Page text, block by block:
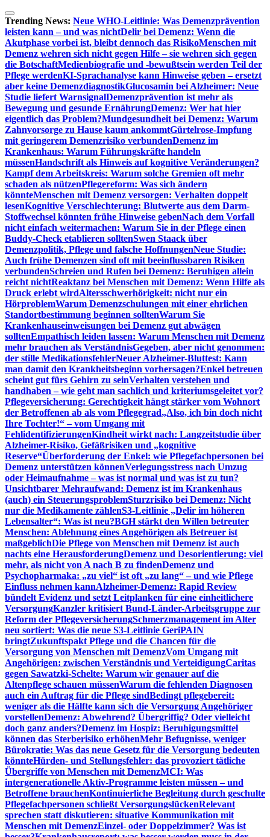
Zum
Inhalt
springen
Trending News: Neue WHO-Leitlinie: Was Demenzprävention
leisten kann – und was nichtDelir bei Demenz: Wenn die
Akutphase vorbei ist, bleibt dennoch das RisikoMenschen mit
Demenz wehren sich nicht gegen Hilfe – sie wehren sich gegen
die BotschaftMedienbiografie und -bewußtsein werden Teil der
Pflege werdenKI-Sprachanalyse kann Hinweise geben – ersetzt
aber keine DemenzdiagnostikGlucosamin bei Alzheimer: Neue
Studie liefert WarnsignalDemenzprävention ist mehr als
Bewegung und gesunde ErnährungDemenz: Wer hat hier
eigentlich das Problem?Mundgesundheit bei Demenz: Warum
Zahnvorsorge zu Hause kaum ankommtGürtelrose-Impfung
mit geringerem Demenzrisiko verbundenDemenz im
Krankenhaus: Warum Führungskräfte handeln
müssenHandschrift als Hinweis auf kognitive Veränderungen?
Kampf dem Arbeitskreis: Warum solche Gremien oft mehr
schaden als nützenPflegereform: Was sich ändern
könnteMenschen mit Demenz versorgen: Verhalten doppelt
lesenKognitive Verschlechterung: Blutwerte aus dem Darm-
Stoffwechsel könnten frühe Hinweise gebenNach dem Vorfall
nicht einfach weitermachen: Warum Sie in der Pflege einen
Buddy-Check etablieren solltenSwen Staack über
Demenzpolitik, Pflege und falsche HoffnungenNeue Studie:
Auch frühe Demenzen sind oft mit beeinflussbaren Risiken
verbundenSchreien und Rufen bei Demenz: Beruhigen allein
reicht nichtReaktanz bei Menschen mit Demenz: Wenn Hilfe als
Druck erlebt wirdAltersschwerhörigkeit: nicht nur ein
HörproblemWarum Demenzschulungen mit einer ehrlichen
Standortbestimmung beginnen solltenWarum Sie
Krankenhauseinweisungen bei Demenz gut abwägen
solltenEmpathisch leiden lassen: Warum Menschen mit Demenz
mehr brauchen als VerständnisGegeben, aber nicht genommen:
der stille MedikationsfehlerNeuer Alzheimer-Bluttest: Kann
man damit den Krankheitsbeginn vorhersagen?Enkel betreuen
scheint gut fürs Gehirn zu seinVerhalten verstehen und
handhaben – wie geht man sachlich und kriteriumsgeleitet vor?
Pflegeversicherung: Gerechtigkeit hängt stärker vom Wohnort
der Betroffenen ab als vom Pflegegrad„Also, ich bin doch nicht
Ihre Tochter!“ – vom Umgang mit
FehlidentifizierungenKindheit wirkt nach: Langzeitstudie über
Alzheimer-Risiko, Gefäßrisiken und „kognitive
Reserve“Überforderung der Enkel: wie Pflegefachpersonen bei
Demenz unterstützen könnenVerlegungsstress nach Umzug
oder Heimaufnahme – was ist normal und was ist zu tun?
Unsichtbarer Mehraufwand: Demenz ist im Krankenhaus
(auch) ein SteuerungsproblemSturzrisiko bei Demenz: Nicht
nur die Medikamente zählenS3-Leitlinie „Delir im höheren
Lebensalter“: Was ist neu?BGH stärkt den Willen betreuter
Menschen: Ablehnung eines Angehörigen als Betreuer ist
maßgeblichDie Pflege von Menschen mit Demenz ist auch
nachts eine HerausforderungDemenz und Desorientierung: viel
mehr, als nicht von A nach B zu findenDemenz und
Psychopharmaka: „zu viel“ ist oft „zu lang“ – und wie Pflege
Einfluss nehmen kannAlzheimer-Demenz: Rapid Review
bündelt Evidenz und setzt Leitplanken für eine einheitlichere
VersorgungKanzler kritisiert Bund-Länder-Arbeitsgruppe zur
Reform der PflegeversicherungSchmerzmanagement im Alter
neu sortiert: Was die neue S3-Leitlinie GeriPAIN
bringtZukunftspakt Pflege und die Chancen für die
Versorgung von Menschen mit DemenzVom Umgang mit
Angehörigen: zwischen Verständnis und VerteidigungCaritas
gegen Sawatzki-Schelte: Warum wir genauer auf die
Altenpflege schauen müssenWarum die fehlenden Diagnosen
auch ein Auftrag für die Pflege sindBedingt pflegebereit:
weniger als die Hälfte kann sich die Versorgung Angehöriger
vorstellenDemenz: Abwehrend? Übergriffig? Oder vielleicht
doch ganz anders?Demenz im Hospiz: Beruhigungsmittel
können das Sterberisiko erhöhenMehr Befugnisse, weniger
Bürokratie: Was das neue Gesetz für die Versorgung bedeuten
könnteHürden- und Stellungsfehler: das provoziert tätliche
Übergriffe von Menschen mit DemenzMCI: Was
intergenerationelle Aktiv-Programme leisten müssen – und
Betroffene brauchenKontinuierliche Begleitung durch geschulte
Pflegefachpersonen schließt VersorgungslückenRelevant
sprechen statt diskutieren: situative Kommunikation mit
Menschen mit DemenzEinzel- oder Doppelzimmer? Was ist